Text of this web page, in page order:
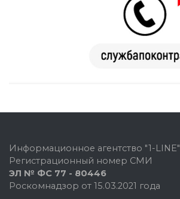
Информационное агентство "1-LINE"
Регистрационный номер СМИ
ЭЛ № ФС 77 - 80446
Роскомнадзор от 15.03.2021 года